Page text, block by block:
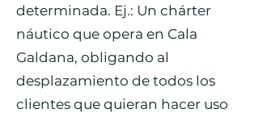
determinada. Ej.: Un chárter
náutico que opera en Cala
Galdana, obligando al
desplazamiento de todos los
clientes que quieran hacer uso